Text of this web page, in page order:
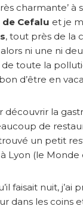
C
e
f
a
l
charmante’
Cefalu et je
, tout près de la
ni une ni
toute la
d’être en
découvrir la
de
un petit
Lyon (le Monde
faisait nuit,
dans les coins